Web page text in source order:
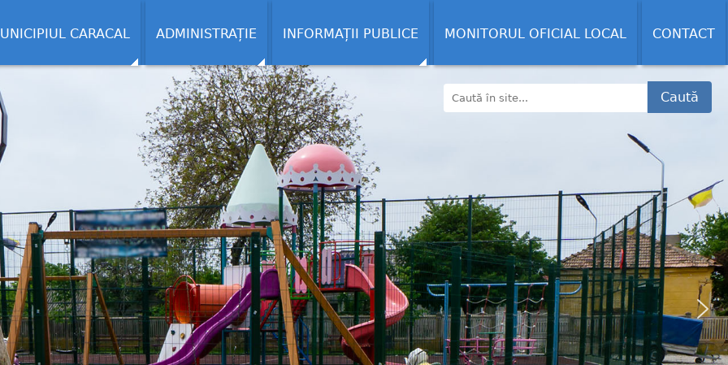
CARACAL ADMINISTRAȚIE INFORMAȚII PUBLICE MONITORUL OFICIAL LOCAL CONTACT
Caută